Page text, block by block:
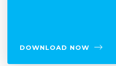
DOWNLOAD NOW